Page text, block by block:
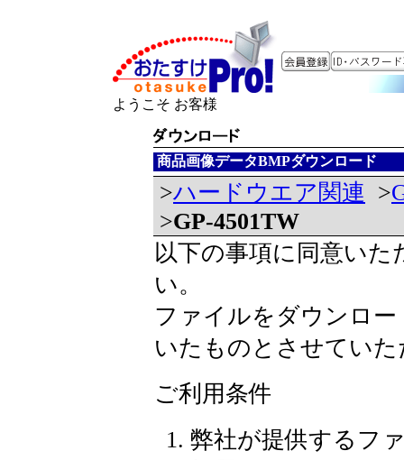
ようこそ お客様
商品画像データBMPダウンロード
>ハードウエア関連 >
>GP-4501TW
以下の事項に同意い
い。
ファイルをダウンロ
いたものとさせてい
ご利用条件
弊社が提供するフ